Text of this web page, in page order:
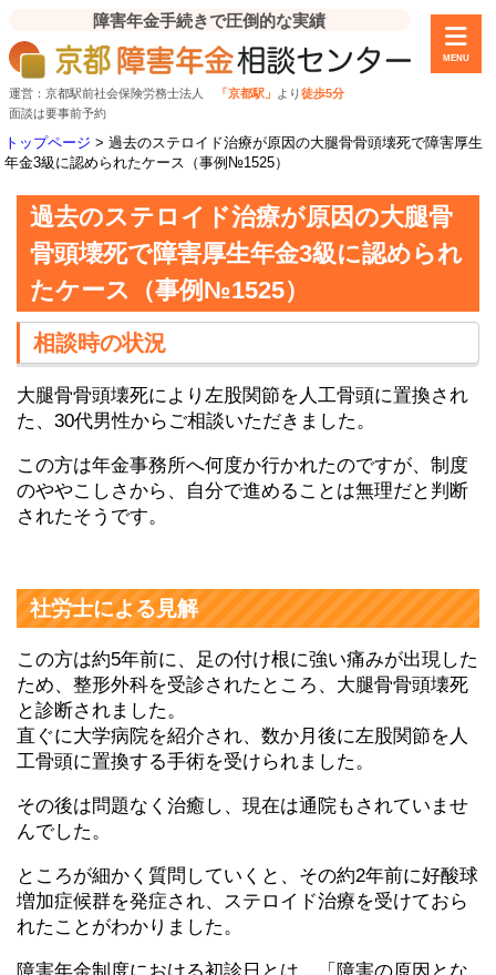
障害年金手続きで圧倒的な実績
運営：京都駅前社会保険労務士法人 「京都駅」 より徒歩5分
面談は要事前予約
MENU
トップページ >過去のステロイド治療が原因の大腿骨骨頭壊死で障害厚生
年金3級に認められたケース（事例№1525）
過去のステロイド治療が原因の大腿骨
骨頭壊死で障害厚生年金3級に認められ
たケース（事例№1525）
相談時の状況
大腿骨骨頭壊死により左股関節を人工骨頭に置換され
た、30代男性からご相談いただきました。
この方は年金事務所へ何度か行かれたのですが、制度
のややこしさから、自分で進めることは無理だと判断
されたそうです。
社労士による見解
この方は約5年前に、足の付け根に強い痛みが出現した
ため、整形外科を受診されたところ、大腿骨骨頭壊死
と診断されました。
直ぐに大学病院を紹介され、数か月後に左股関節を人
工骨頭に置換する手術を受けられました。
その後は問題なく治癒し、現在は通院もされていませ
んでした。
ところが細かく質問していくと、その約2年前に好酸球
増加症候群を発症され、ステロイド治療を受けておら
れたことがわかりました。